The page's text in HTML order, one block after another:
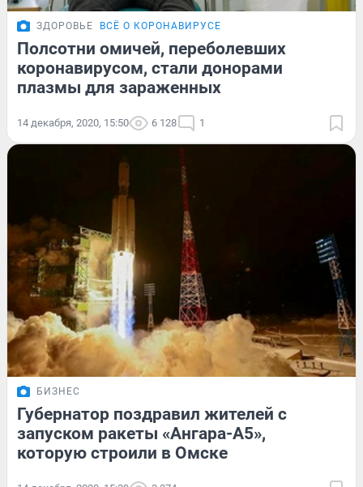
ЗДОРОВЬЕ ВСЁ О КОРОНАВИРУСЕ
Полсотни омичей, переболевших
коронавирусом, стали донорами
плазмы для зараженных
14 декабря, 2020, 15:50 6 128 1
БИЗНЕС
Губернатор поздравил жителей с
запуском ракеты «Ангара-А5»,
которую строили в Омске